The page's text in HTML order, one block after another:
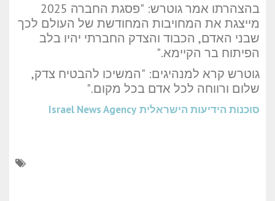
בהצהרתו אמר גוטרש: "פסגת החברה 2025
מייצגת את המחויבות המחודשת של העולם לכך
שבני האדם, הכבוד והצדק החברתי יהיו בלב
הפיתוח בר הקיימא."
גוטרש קרא למנהיגים: "המשיכו להבטיח צדק,
שלום ורווחה לכל אדם בכל מקום."
סוכנות הידיעות הישראלית Israel News Agency